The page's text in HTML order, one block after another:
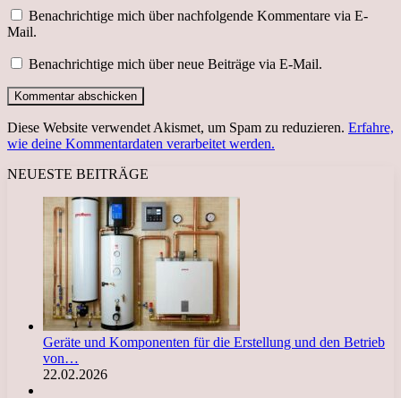
Benachrichtige mich über nachfolgende Kommentare via E-
Mail.
Benachrichtige mich über neue Beiträge via E-Mail.
Diese Website verwendet Akismet, um Spam zu reduzieren. Erfahre,
wie deine Kommentardaten verarbeitet werden.
NEUESTE BEITRÄGE
Geräte und Komponenten für die Erstellung und den Betrieb
von…
22.02.2026